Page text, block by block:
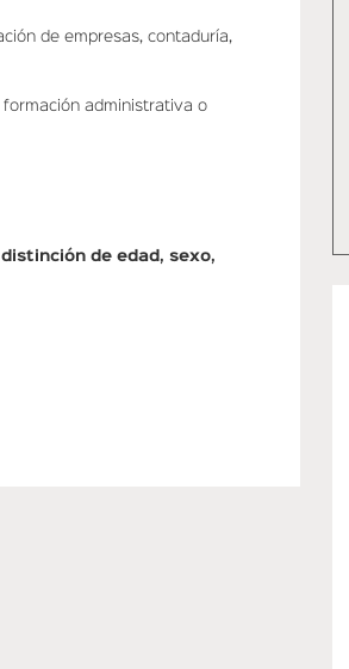
de empresas, contaduría,
administrativa o
de edad, sexo,